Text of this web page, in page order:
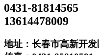
0431-81814565
13614478009
地址：长春市高新开